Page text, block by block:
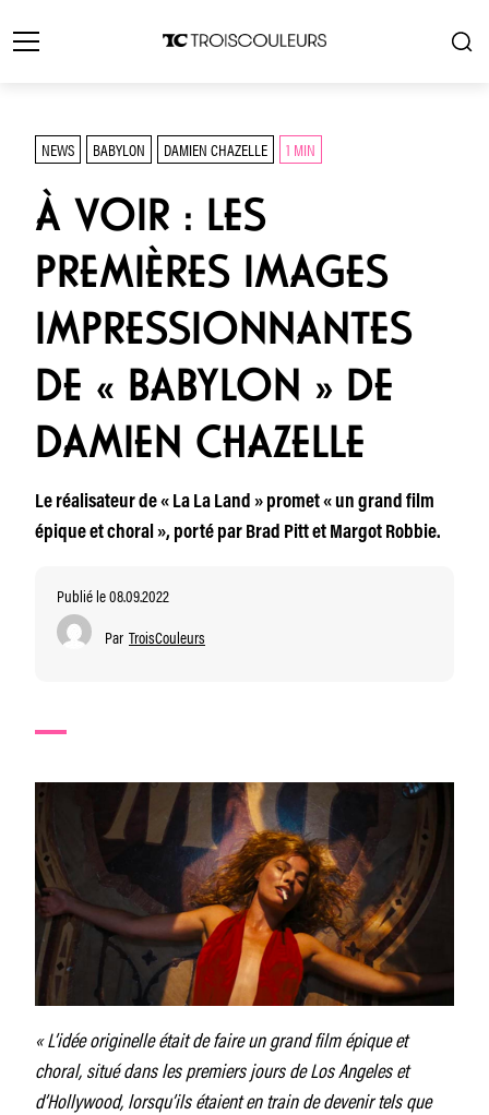
NEWS BABYLON DAMIEN CHAZELLE 1 MIN
À VOIR : LES
PREMIÈRES IMAGES
IMPRESSIONNANTES
DE « BABYLON » DE
DAMIEN CHAZELLE
Le réalisateur de « La La Land » promet « un grand film
épique et choral », porté par Brad Pitt et Margot Robbie.
Publié le 08.09.2022
Par TroisCouleurs
« L’idée originelle était de faire un grand film épique et
choral, situé dans les premiers jours de Los Angeles et
d’Hollywood, lorsqu’ils étaient en train de devenir tels que